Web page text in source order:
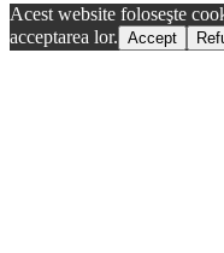
Acest website foloseşte
acceptarea lor. Accept